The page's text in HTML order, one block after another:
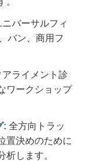
ニバーサルフィ
バン、商用フ
アライメント診
ワークショップ
: 全方向トラッ
置決めのために
析します。